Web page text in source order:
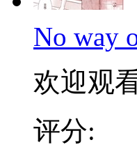
No way
欢迎观
评分: